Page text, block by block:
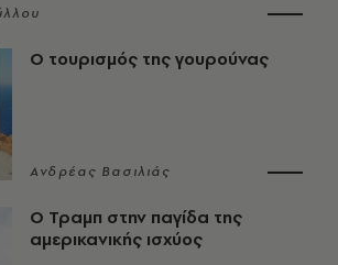
Ο τουρισμός της γουρούνας
Ανδρέας Βασιλιάς
Ο Τραμπ στην παγίδα της
αμερικανικής ισχύος